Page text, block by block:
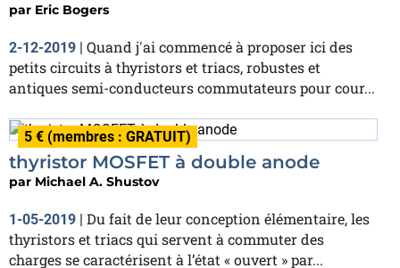
par Eric Bogers
2-12-2019
Quand j'ai commencé à proposer ici des
petits circuits à thyristors et triacs, robustes et
antiques semi-conducteurs commutateurs pour cour...
5 € (membres : GRATUIT)
thyristor MOSFET à double anode
par Michael A. Shustov
1-05-2019 | Du fait de leur conception élémentaire, les
thyristors et triacs qui servent à commuter des
charges se caractérisent à l’état « ouvert » par...